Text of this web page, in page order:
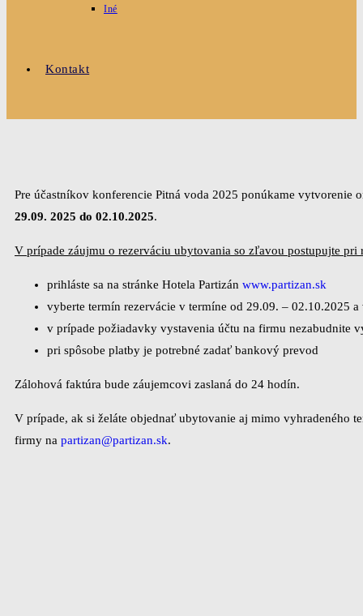
Iné
Kontakt
Pre účastníkov konferencie Pitná voda 2025 ponúkame vytvorenie
29.09. 2025 do 02.10.2025.
V prípade záujmu o rezerváciu ubytovania so zľavou postupujte pri
prihláste sa na stránke Hotela Partizán www.partizan.sk
vyberte termín rezervácie v termíne od 29.09. – 02.10.2025
v prípade požiadavky vystavenia účtu na firmu nezabudnite
pri spôsobe platby je potrebné zadať bankový prevod
Zálohová faktúra bude záujemcovi zaslaná do 24 hodín.
V prípade, ak si želáte objednať ubytovanie aj mimo vyhradeného
firmy na partizan@partizan.sk.